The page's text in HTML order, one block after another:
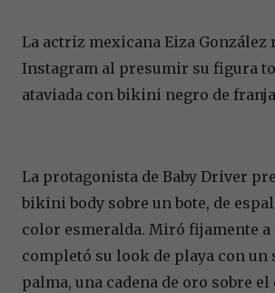
La actriz mexicana Eiza González
Instagram al presumir su figura
ataviada con bikini negro de
La protagonista de Baby Driver
bikini body sobre un bote, de
color esmeralda. Miró fijamente a
completó su look de playa con un
palma, una cadena de oro sobre